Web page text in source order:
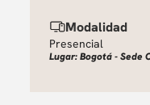
Modalidad
Presencial
Lugar: Bogotá - Sede